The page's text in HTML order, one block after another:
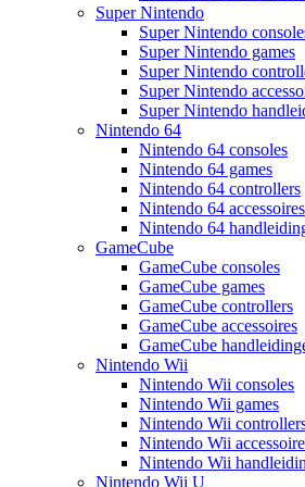
Super Nintendo
Super Nintendo
Super Nintendo games
Super Nintendo
Super Nintendo
Super Nintendo
Nintendo 64
Nintendo 64 consoles
Nintendo 64 games
Nintendo 64 controllers
Nintendo 64 accessoires
Nintendo 64
GameCube
GameCube consoles
GameCube games
GameCube controllers
GameCube accessoires
GameCube
Nintendo Wii
Nintendo Wii consoles
Nintendo Wii games
Nintendo Wii
Nintendo Wii
Nintendo Wii
Nintendo Wii U